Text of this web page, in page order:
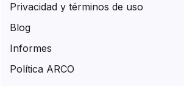
Privacidad y términos de uso
Blog
Informes
Política ARCO